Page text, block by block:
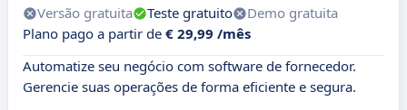
Versão gratuita Teste gratuito
Demo gratuita
Plano pago a partir de € 29,99 /mês
Automatize seu negócio com software de fornecedor.
Gerencie suas operações de forma eficiente e segura.